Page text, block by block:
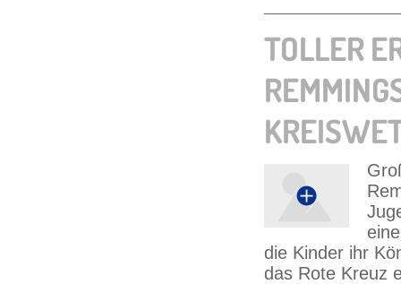
TOLLER
die Kinder ihr
das Rote Kreuz